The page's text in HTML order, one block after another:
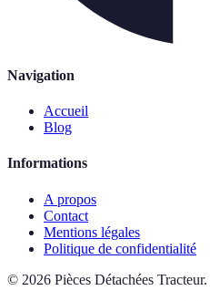
Navigation
Accueil
Blog
Informations
A propos
Contact
Mentions légales
Politique de confidentialité
© 2026 Pièces Détachées Tracteur.